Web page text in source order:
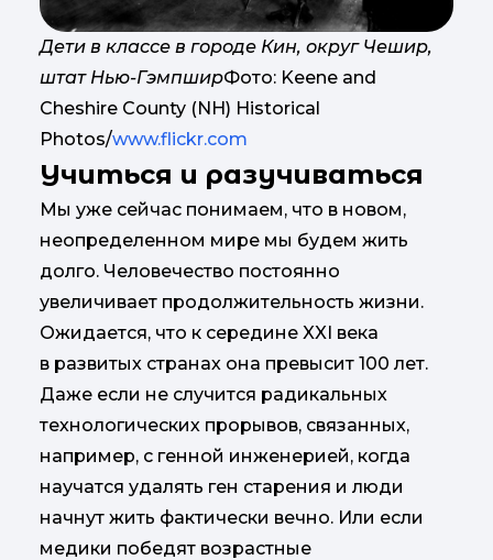
Дети в классе в городе Кин, округ Чешир,
штат Нью-ГэмпширФото: Keene and
Cheshire County (NH) Historical
Photos/www.flickr.com
Учиться и разучиваться
Мы уже сейчас понимаем, что в новом,
неопределенном мире мы будем жить
долго. Человечество постоянно
увеличивает продолжительность жизни.
Ожидается, что к середине XXI века
в развитых странах она превысит 100 лет.
Даже если не случится радикальных
технологических прорывов, связанных,
например, с генной инженерией, когда
научатся удалять ген старения и люди
начнут жить фактически вечно. Или если
медики победят возрастные